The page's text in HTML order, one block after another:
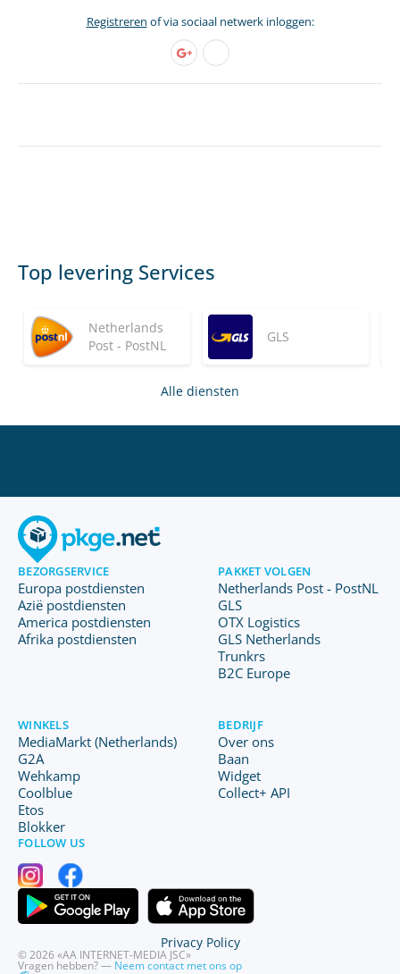
Registreren of via sociaal netwerk inloggen:
Top levering Services
Netherlands
Post - PostNL
GLS
Alle diensten
BEZORGSERVICE
Europa postdiensten
Azië postdiensten
America postdiensten
Afrika postdiensten
PAKKET VOLGEN
Netherlands Post - PostNL
GLS
OTX Logistics
GLS Netherlands
Trunkrs
B2C Europe
WINKELS
MediaMarkt (Netherlands)
G2A
Wehkamp
Coolblue
Etos
Blokker
BEDRIJF
Over ons
Baan
Widget
Collect+ API
FOLLOW US
© 2026 «AA INTERNET-MEDIA JSC»
Vragen hebben? — Neem contact met ons op
Privacy Policy